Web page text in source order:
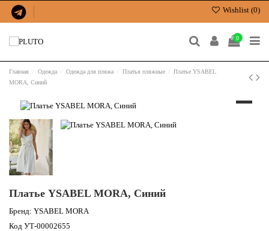
Wishlist (0)
0
Главная Одежда Одежда для пляжа Платья пляжные
Платье YSABEL
MORA, Синий
Платье YSABEL MORA, Синий
Бренд: YSABEL MORA
Код УТ-00002655